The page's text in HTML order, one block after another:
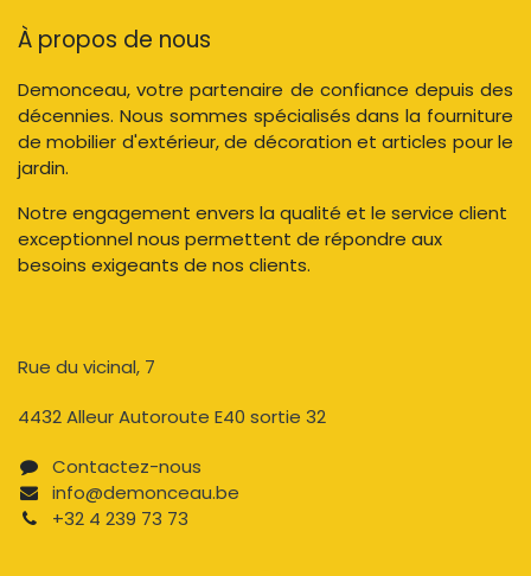
À propos de nous
Demonceau, votre partenaire de confiance depuis des
décennies. Nous sommes spécialisés dans la fourniture
de mobilier d'extérieur, de décoration et articles pour le
jardin.
Notre engagement envers la qualité et le service client
exceptionnel nous permettent de répondre aux
besoins exigeants de nos clients.
Rue du vicinal, 7​
4432 Alleur Autoroute E40 sortie 32
Contactez-nous​
info@demonceau.be
+32 4 239 73 73​​